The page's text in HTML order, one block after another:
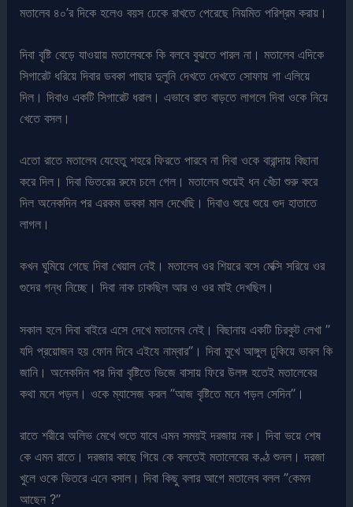
মতালেব ৪০’র দিকে হলেও বয়স ঢেকে রাখতে পেরেছে নিয়মিত পরিশ্রম করায়।
দিবা বৃষ্টি বেড়ে যাওয়ায় মতালেবকে কি বলবে বুঝতে পারল না। মতালেব এদিকে
সিগারেট ধরিয়ে দিবার ডবকা পাছার দুলুনি দেখতে দেখতে সোফায় গা এলিয়ে
দিল। দিবাও একটি সিগারেট ধরাল। এভাবে রাত বাড়তে লাগলে দিবা ওকে নিয়ে
খেতে বসল।
এতো রাতে মতালেব যেহেতু শহরে ফিরতে পারবে না দিবা ওকে বারান্দায় বিছানা
করে দিল। দিবা ভিতরের রুমে চলে গেল। মতালেব শুয়েই ধন খেঁচা শুরু করে
দিল অনেকদিন পর এরকম ডবকা মাল দেখেছি। দিবাও শুয়ে শুয়ে গুদ হাতাতে
লাগল।
কখন ঘুমিয়ে গেছে দিবা খেয়াল নেই। মতালেব ওর শিয়রে বসে মেক্সি সরিয়ে ওর
গুদের গন্ধ নিচ্ছে। দিবা নাক ঢাকছিল আর ও ওর মাই দেখছিল।
সকাল হলে দিবা বাইরে এসে দেখে মতালেব নেই। বিছানায় একটি চিরকুট লেখা ”
যদি প্রয়োজন হয় ফোন দিবে এইযে নাম্বার”। দিবা মুখে আঙ্গুল ঢুকিয়ে ভাবল কি
জানি। অনেকদিন পর দিবা বৃষ্টিতে ভিজে বাসায় ফিরে উলঙ্গ হতেই মতালেবের
কথা মনে পড়ল। ওকে ম্যাসেজ করল ”আজ বৃষ্টিতে মনে পড়ল সেদিন”।
রাতে শরীরে অলিভ মেখে শুতে যাবে এমন সময়ই দরজায় নক। দিবা ভয়ে শেষ
কে এমন রাতে। দরজার কাছে গিয়ে কে বলতেই মতালেবের কণ্ঠ শুনল। দরজা
খুলে ওকে ভিতরে এনে বসাল। দিবা কিছু বলার আগে মতালেব বলল ”কেমন
আছেন ?”